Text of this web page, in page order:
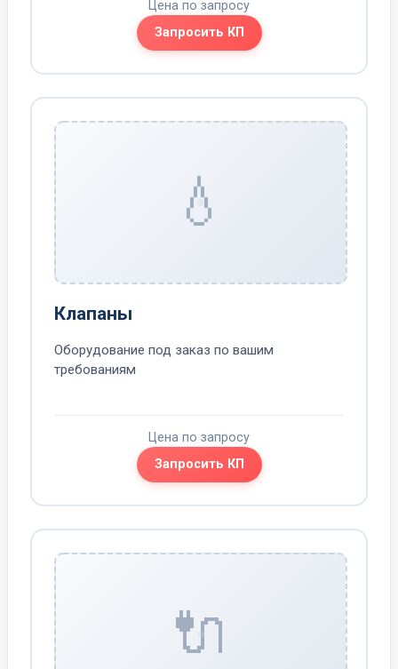
Цена по запросу
Запросить КП
💧
Клапаны
Оборудование под заказ по вашим
требованиям
Цена по запросу
Запросить КП
🔌